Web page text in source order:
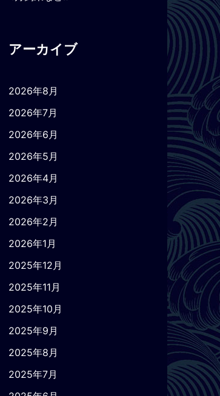
アーカイブ
2026年8月
2026年7月
2026年6月
2026年5月
2026年4月
2026年3月
2026年2月
2026年1月
2025年12月
2025年11月
2025年10月
2025年9月
2025年8月
2025年7月